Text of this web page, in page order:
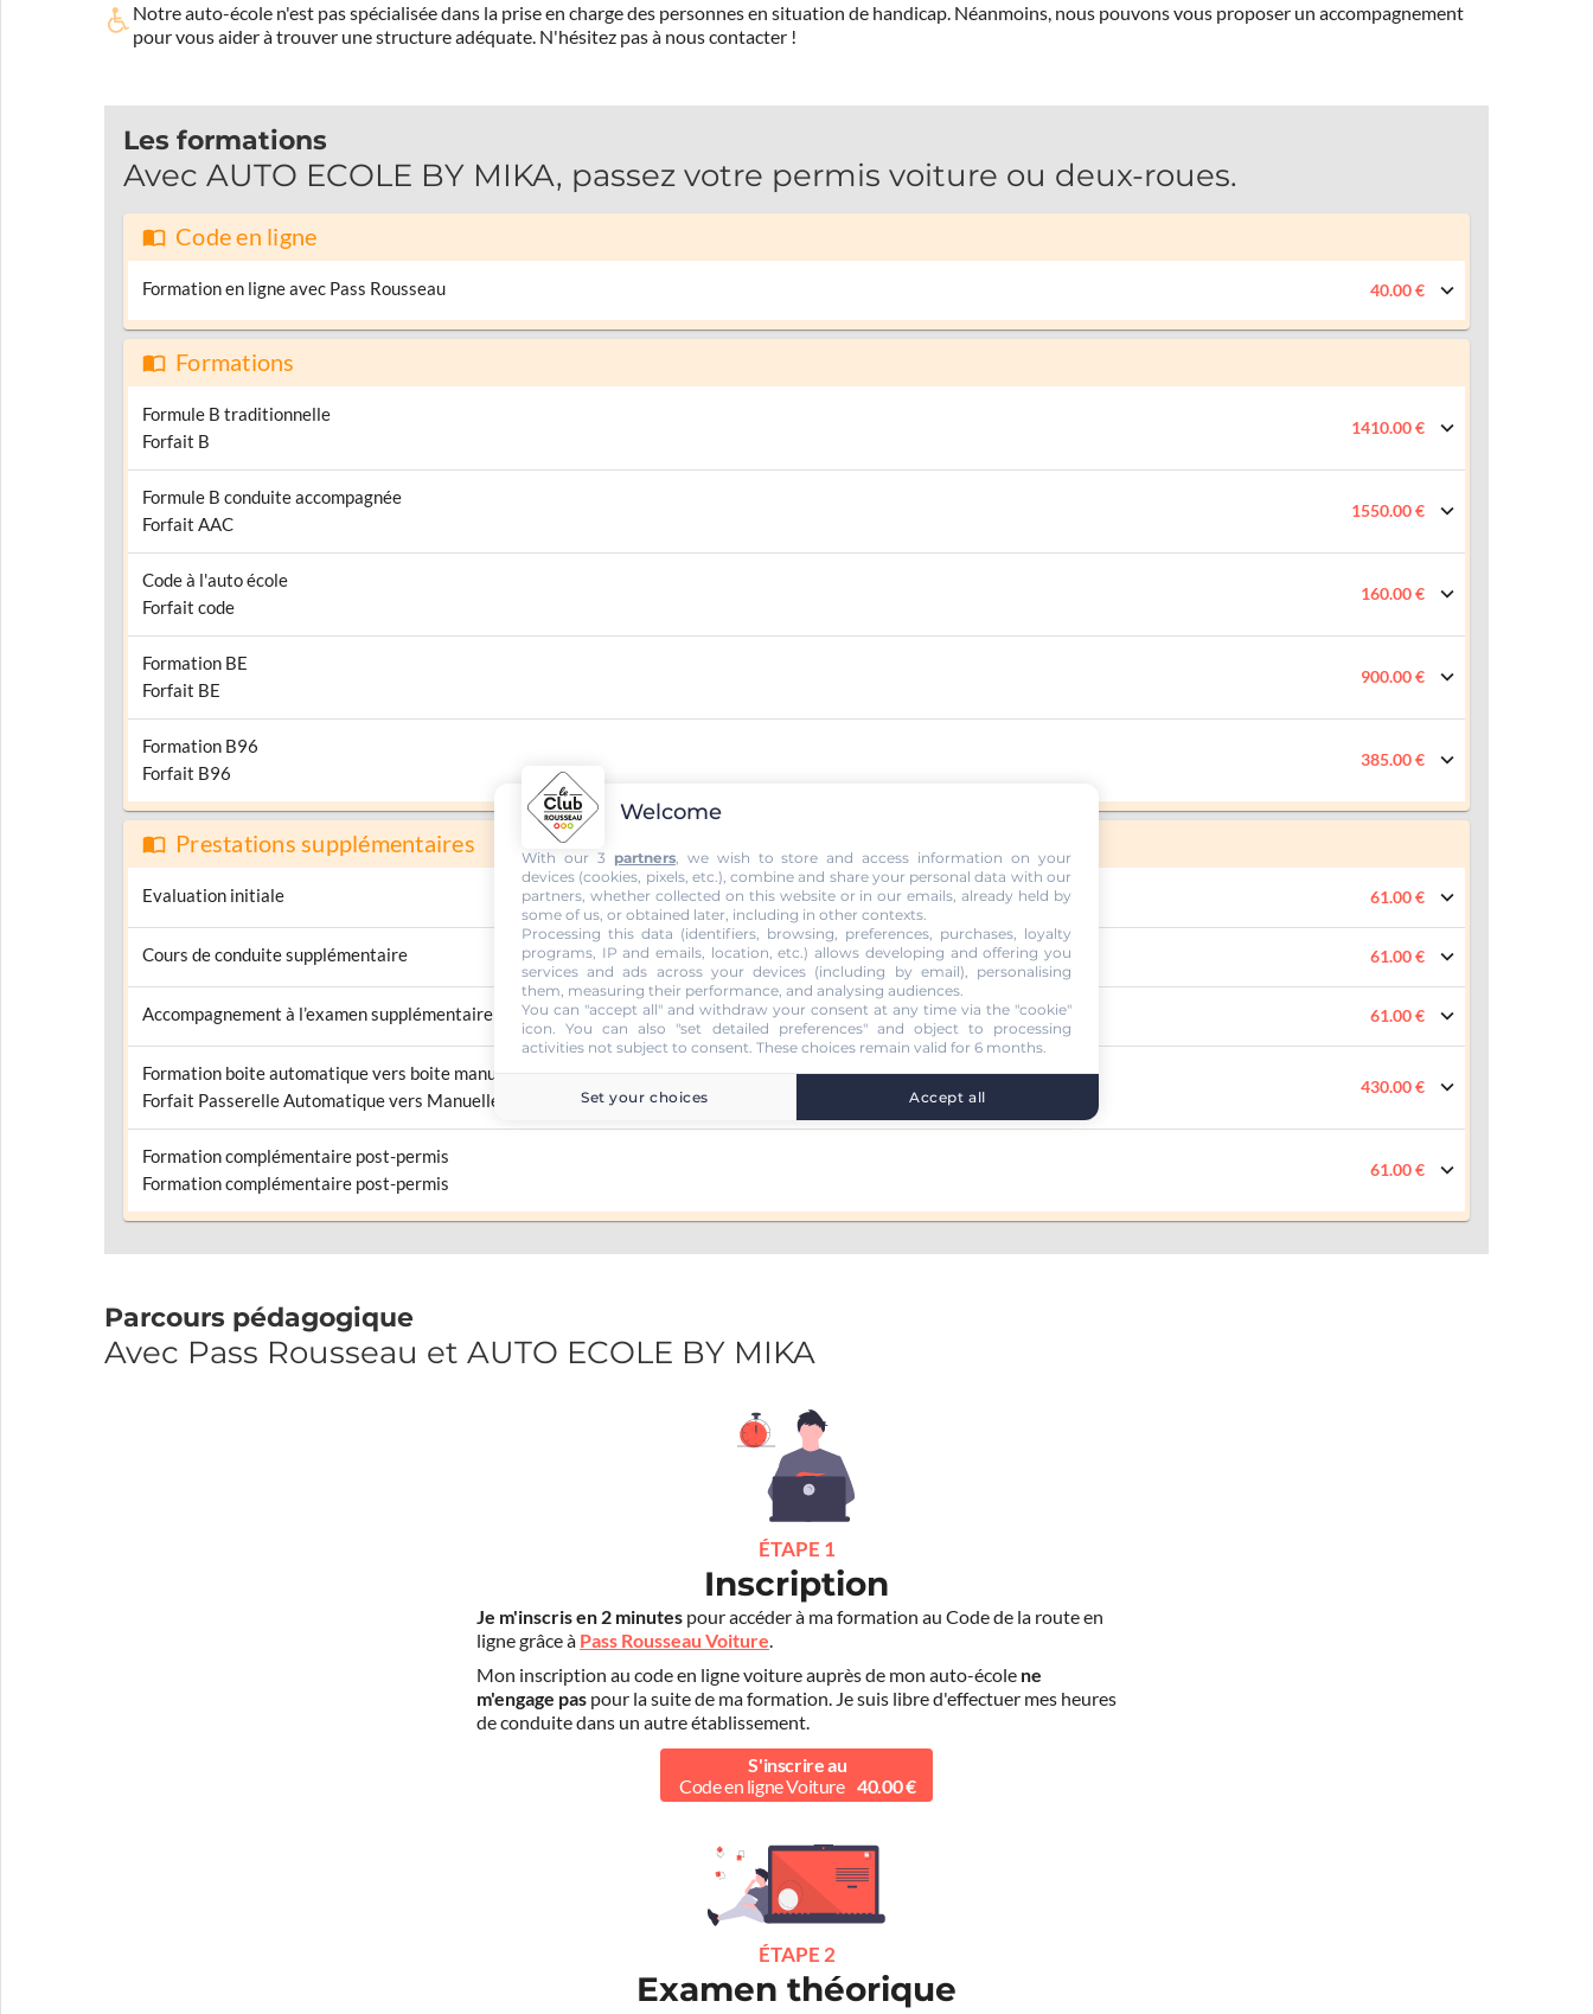
Notre auto-école n'est pas spécialisée dans la prise en charge des personnes en situation de handicap. Néanmoins, nous pouvons vous proposer un accompagnement
pour vous aider à trouver une structure adéquate. N'hésitez pas à nous contacter !
Les formations
Avec AUTO ECOLE BY MIKA, passez votre permis voiture ou deux-roues.
Code en ligne
Formation en ligne avec Pass Rousseau 40.00 €
Formations
Formule B traditionnelle
Forfait B
1410.00 €
Formule B conduite accompagnée
Forfait AAC
1550.00 €
Code à l'auto école
Forfait code
160.00 €
Formation BE
Forfait BE
900.00 €
Formation B96
Forfait B96
385.00 €
Prestations supplémentaires
Evaluation initiale 61.00 €
Cours de conduite supplémentaire 61.00 €
Accompagnement à l’examen supplémentaire 61.00 €
Formation boite automatique vers boite manuelle (B78)
Forfait Passerelle Automatique vers Manuelle
430.00 €
Formation complémentaire post-permis
Formation complémentaire post-permis
61.00 €
Parcours pédagogique
Avec Pass Rousseau et AUTO ECOLE BY MIKA
ÉTAPE 1
Inscription
Je m'inscris en 2 minutes pour accéder à ma formation au Code de la route en
ligne grâce à Pass Rousseau Voiture.
Mon inscription au code en ligne voiture auprès de mon auto-école ne
m'engage pas pour la suite de ma formation. Je suis libre d'effectuer mes heures
de conduite dans un autre établissement.
S'inscrire au
Code en ligne Voiture 40.00 €
ÉTAPE 2
Examen théorique
Welcome
With our 3 partners, we wish to store and access information on your
devices (cookies, pixels, etc.), combine and share your personal data with our
partners, whether collected on this website or in our emails, already held by
some of us, or obtained later, including in other contexts.
Processing this data (identifiers, browsing, preferences, purchases, loyalty
programs, IP and emails, location, etc.) allows developing and offering you
services and ads across your devices (including by email), personalising
them, measuring their performance, and analysing audiences.
You can "accept all" and withdraw your consent at any time via the "cookie"
icon. You can also "set detailed preferences" and object to processing
activities not subject to consent. These choices remain valid for 6 months.
Set your choices Accept all